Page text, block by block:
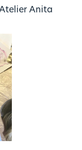
Anita